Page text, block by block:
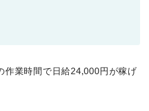
作業時間で日給24,000円が稼げ